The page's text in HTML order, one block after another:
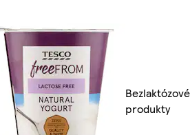
Bezlaktózové
produkty